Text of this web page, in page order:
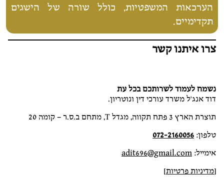
הערכאות המשפטיות, כולל שורה של הישגים
תקדימיים.
צרו איתנו קשר
נשמח לעמוד לשרותכם בכל עת
דוד אנג'ל משרד עורכי דין ונוטריון.
תוצרת הארץ 3 פתח תקווה, מגדל T, מתחם ב.ס.ר – קומה 20
טלפון: 072-2160056
אימייל: adit696@gmail.com
[מדיניות פרטיות]